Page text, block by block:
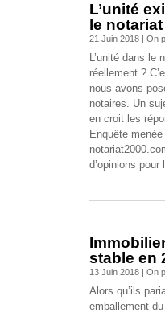
L’unité
le
21 Juin 2018| On
L’unité dans le
réellement ?
nous avons
notaires. Un
en croit les
Enquête
d’opinions pour
stable en
13 Juin 2018| On
Alors qu’ils
emballement